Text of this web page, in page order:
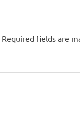
Required fields are